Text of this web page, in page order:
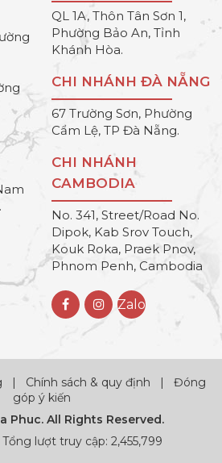
QL 1A, Thôn Tân Sơn 1,
Phường Bảo An, Tỉnh
Khánh Hòa.
CHI NHÁNH ĐÀ NẴNG
67 Trường Sơn, Phường
Cẩm Lệ, TP Đà Nẵng.
CHI NHÁNH
CAMBODIA
No. 341, Street/Road No.
Dipok, Kab Srov Touch,
Kouk Roka, Praek Pnov,
Phnom Penh, Cambodia
Zalo
| Chính sách & quy định | Đóng
góp ý kiến
Phuc. All Rights Reserved.
lượt truy cập: 2,455,799